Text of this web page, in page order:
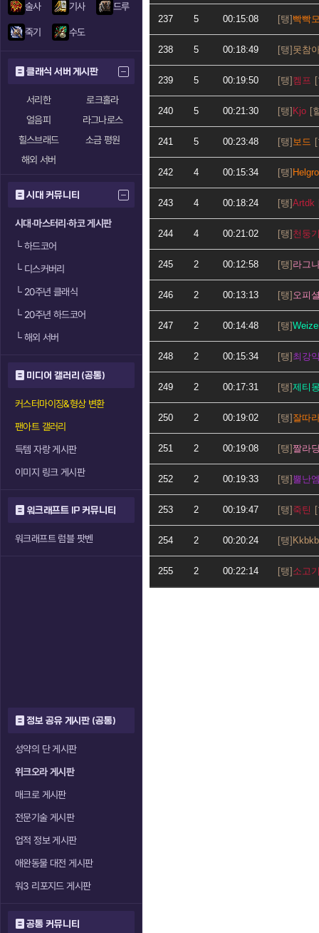
술사 기사 드루
죽기 수도
클래식 서버 게시판
서리한
로크홀라
얼음피
라그나로스
힐스브래드
소금 평원
해외 서버
시대 커뮤니티
시대·마스터리·하코 게시판
└하드코어
└디스커버리
└20주년 클래식
└20주년 하드코어
└해외 서버
미디어 갤러리 (공통)
커스터마이징&형상 변환
팬아트 갤러리
득템 자랑 게시판
이미지 링크 게시판
워크래프트 IP 커뮤니티
워크래프트 럼블 팟벤
정보 공유 게시판 (공통)
성약의 단 게시판
위크오라 게시판
매크로 게시판
전문기술 게시판
업적 정보 게시판
애완동물 대전 게시판
워3 리포지드 게시판
공통 커뮤니티
237 5 00:15:08 빡빡
238 5 00:18:49 못참
239 5 00:19:50 켐프
240 5 00:21:30 Kjo
241 5 00:23:48 보드
242 4 00:15:34
243 4 00:18:24 Artdk
244 4 00:21:02 천둥
245 2 00:12:58 라그
246 2 00:13:13 오피
247 2 00:14:48
248 2 00:15:34 최강
249 2 00:17:31 제티
250 2 00:19:02 잘따
251 2 00:19:08 짤라
252 2 00:19:33 뿔난
253 2 00:19:47 죽틴
254 2 00:20:24 Kkbkb
255 2 00:22:14 소고